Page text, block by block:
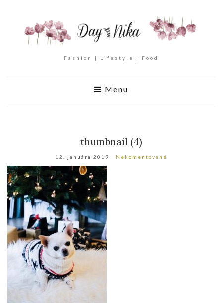
Fashion | Lifestyle | Food
Menu
thumbnail (4)
12. januára 2019 Nekomentované